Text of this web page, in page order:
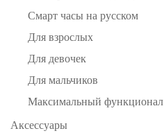
Смарт часы на русском
Для взрослых
Для девочек
Для мальчиков
Максимальный функционал
Аксессуары